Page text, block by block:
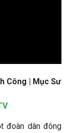
Công | Mục Sư
đoàn dân đông